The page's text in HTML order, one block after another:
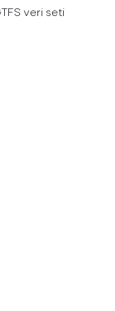
veri seti